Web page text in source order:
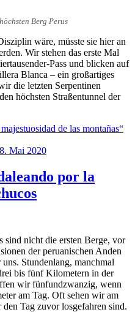
Berg Perus
wäre, müsste sie hier an
Wir stehen das erste Mal
Pass und blicken auf
Blanca – ein großartiges
die letzten Serpentinen
höchsten Straßentunnel der
de las montañas“
8. Mai 2020
por la
sind nicht die ersten Berge, vor
der peruanischen Anden
Stundenlang, manchmal
bis fünf Kilometern in der
wir fünfundzwanzig, wenn
am Tag. Oft sehen wir am
Tag zuvor losgefahren sind.